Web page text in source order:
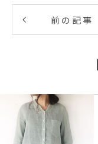
前の記事